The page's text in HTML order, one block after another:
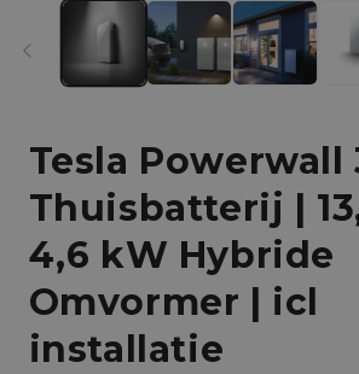
Tesla Powerwall
Thuisbatterij |
4,6 kW Hybride
Omvormer | icl
installatie